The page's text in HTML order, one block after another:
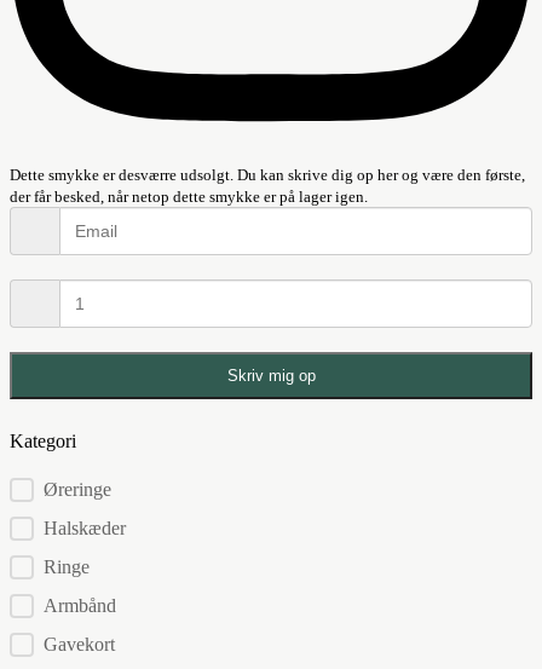
Dette smykke er desværre udsolgt. Du kan skrive dig op her og være den første,
der får besked, når netop dette smykke er på lager igen.
Skriv mig op
Kategori
Kategorier
Øreringe
Halskæder
Ringe
Armbånd
Gavekort